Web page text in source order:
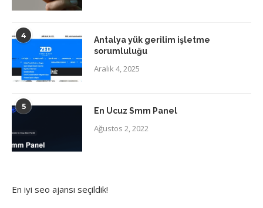
4
Antalya yük gerilim işletme
sorumluluğu
Aralık 4, 2025
5 En Ucuz Smm Panel
Ağustos 2, 2022
En iyi seo ajansı seçildik!